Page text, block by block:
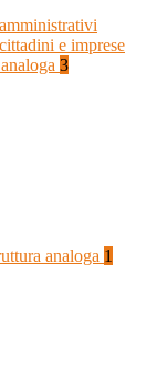
e imprese
3
analoga 1